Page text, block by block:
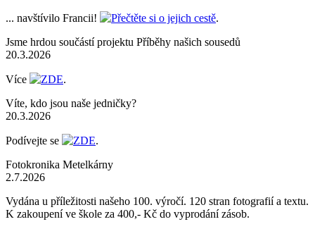
... navštívilo Francii! Přečtěte si o jejich cestě.
Jsme hrdou součástí projektu Příběhy našich sousedů
20.3.2026
Více ZDE.
Víte, kdo jsou naše jedničky?
20.3.2026
Podívejte se ZDE.
Fotokronika Metelkárny
2.7.2026
Vydána u příležitosti našeho 100. výročí. 120 stran fotografií a textu.
K zakoupení ve škole za 400,- Kč do vyprodání zásob.